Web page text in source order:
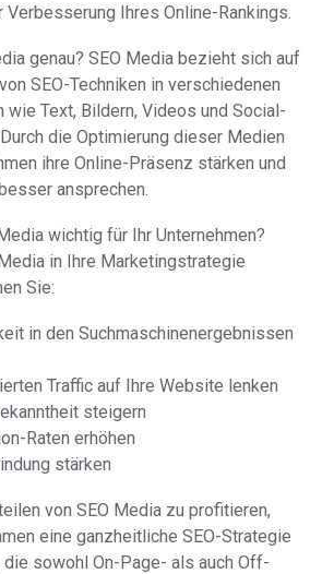
Verbesserung Ihres Online-Rankings.
genau? SEO Media bezieht sich auf
SEO-Techniken in verschiedenen
wie Text, Bildern, Videos und Social-
die Optimierung dieser Medien
ihre Online-Präsenz stärken und
ansprechen.
wichtig für Ihr Unternehmen?
in Ihre Marketingstrategie
Sie:
in den Suchmaschinenergebnissen
Traffic auf Ihre Website lenken
steigern
Raten erhöhen
stärken
von SEO Media zu profitieren,
eine ganzheitliche SEO-Strategie
sowohl On-Page- als auch Off-